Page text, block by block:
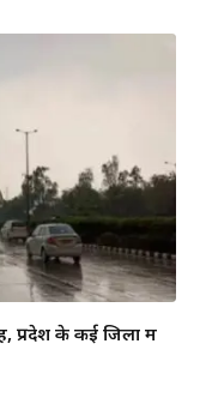
प्रदेश के कई जिलों में